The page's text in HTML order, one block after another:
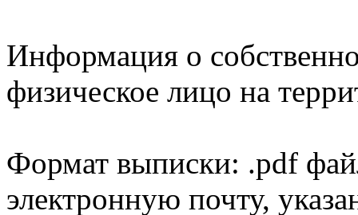
Информация о
физическое лицо на
Формат выписки: .pdf
электронную почту,